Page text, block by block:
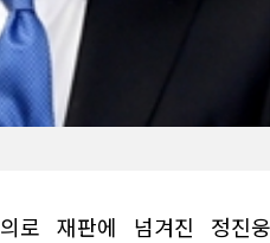
로 재판에 넘겨진 정진웅